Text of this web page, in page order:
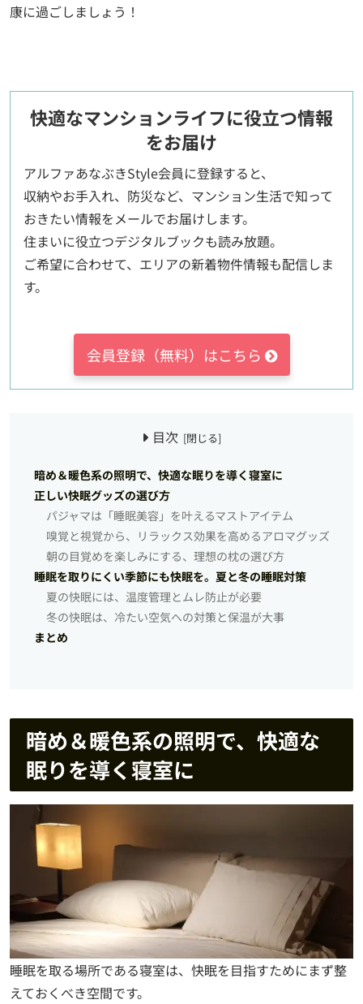
康に過ごしましょう！
快適なマンションライフに役立つ情報
をお届け
アルファあなぶきStyle会員に登録すると、
収納やお手入れ、防災など、マンション生活で知って
おきたい情報をメールでお届けします。
住まいに役立つデジタルブックも読み放題。
ご希望に合わせて、エリアの新着物件情報も配信しま
す。
会員登録（無料）はこちら
目次
暗め＆暖色系の照明で、快適な眠りを導く寝室に
正しい快眠グッズの選び方
パジャマは「睡眠美容」を叶えるマストアイテム
嗅覚と視覚から、リラックス効果を高めるアロマグッズ
朝の目覚めを楽しみにする、理想の枕の選び方
睡眠を取りにくい季節にも快眠を。夏と冬の睡眠対策
夏の快眠には、温度管理とムレ防止が必要
冬の快眠は、冷たい空気への対策と保温が大事
まとめ
暗め＆暖色系の照明で、快適な
眠りを導く寝室に
睡眠を取る場所である寝室は、快眠を目指すためにまず整
えておくべき空間です。